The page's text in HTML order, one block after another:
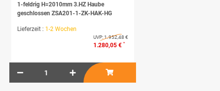
1-feldrig H=2010mm 3.HZ Haube
geschlossen ZSA201-1-ZK-HAK-HG
Lieferzeit : 1-2 Wochen
UVP:1.952,48 €
1.280,05 € *